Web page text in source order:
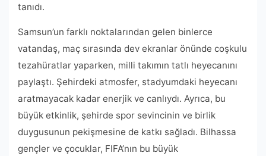
tanıdı.
Samsun’un farklı noktalarından gelen binlerce
vatandaş, maç sırasında dev ekranlar önünde coşkulu
tezahüratlar yaparken, milli takımın tatlı heyecanını
paylaştı. Şehirdeki atmosfer, stadyumdaki heyecanı
aratmayacak kadar enerjik ve canlıydı. Ayrıca, bu
büyük etkinlik, şehirde spor sevincinin ve birlik
duygusunun pekişmesine de katkı sağladı. Bilhassa
gençler ve çocuklar, FIFA’nın bu büyük